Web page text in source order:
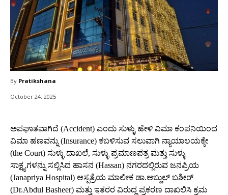
By Pratikshana
October 24, 2025
ಅಪಘಾತವಾಗಿದೆ (Accident) ಎಂದು ಸುಳ್ಳು ಹೇಳಿ ವಿಮಾ ಕಂಪನಿಯಿಂದ
ವಿಮಾ ಹಣವನ್ನು (Insurance) ಕಬಳಿಸುವ ಸಲುವಾಗಿ ನ್ಯಾಯಾಲಯಕ್ಕೇ
(the Court) ಸುಳ್ಳು ದಾಖಲೆ, ಸುಳ್ಳು ಪ್ರಮಾಣಪತ್ರ ಮತ್ತು ಸುಳ್ಳು
ಸಾಕ್ಷ್ಯಗಳನ್ನು ಸಲ್ಲಿಸಿದ ಹಾಸನ (Hassan) ನಗರದಲ್ಲಿರುವ ಜನಪ್ರಿಯ
(Janapriya Hospital) ಆಸ್ಪತ್ರೆಯ ಮಾಲೀಕ ಡಾ.ಅಬ್ದುಲ್‌ ಬಶೀರ್‌
(Dr.Abdul Basheer) ಮತ್ತು ಇತರರ ವಿರುದ್ಧ ಪ್ರಕರಣ ದಾಖಲಿಸಿ ಕ್ರಮ